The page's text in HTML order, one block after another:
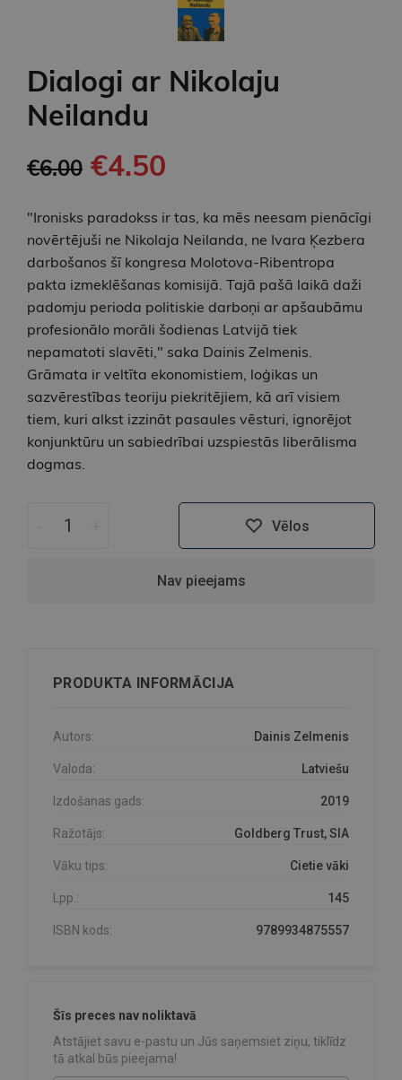
Dialogi ar Nikolaju
Neilandu
€6.00 €4.50
"Ironisks paradokss ir tas, ka mēs neesam pienācīgi
novērtējuši ne Nikolaja Neilanda, ne Ivara Ķezbera
darbošanos šī kongresa Molotova-Ribentropa
pakta izmeklēšanas komisijā. Tajā pašā laikā daži
padomju perioda politiskie darboņi ar apšaubāmu
profesionālo morāli šodienas Latvijā tiek
nepamatoti slavēti," saka Dainis Zelmenis.
Grāmata ir veltīta ekonomistiem, loģikas un
sazvērestības teoriju piekritējiem, kā arī visiem
tiem, kuri alkst izzināt pasaules vēsturi, ignorējot
konjunktūru un sabiedrībai uzspiestās liberālisma
dogmas.
Vēlos
Nav pieejams
PRODUKTA INFORMĀCIJA
Autors: Dainis Zelmenis
Valoda: Latviešu
Izdošanas gads: 2019
Ražotājs: Goldberg Trust, SIA
Vāku tips: Cietie vāki
Lpp.: 145
ISBN kods: 9789934875557
Šīs preces nav noliktavā
Atstājiet savu e-pastu un Jūs saņemsiet ziņu, tiklīdz
tā atkal būs pieejama!